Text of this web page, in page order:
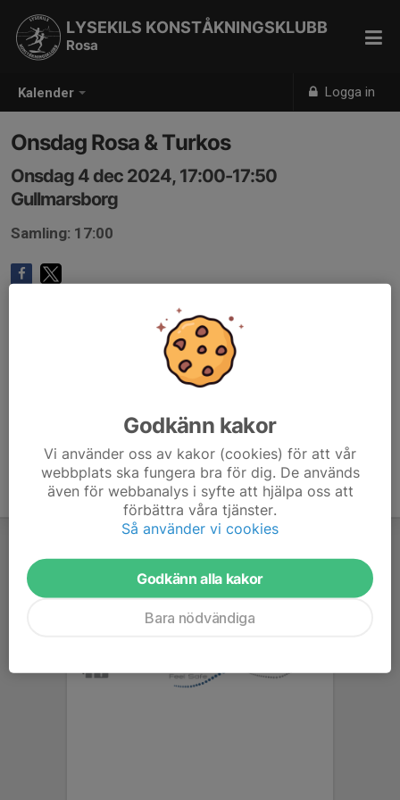
Kalender Logga in
LYSEKILS KONSTÅKNINGSKLUBB
Rosa
Onsdag Rosa & Turkos
Onsdag 4 dec 2024, 17:00-17:50
Gullmarsborg
Samling: 17:00
Godkänn kakor
Vi använder oss av kakor (cookies) för att vår
webbplats ska fungera bra för dig. De används
även för webbanalys i syfte att hjälpa oss att
förbättra våra tjänster.
Så använder vi cookies
Godkänn alla kakor
Bara nödvändiga